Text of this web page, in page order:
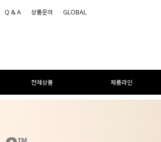
Q & A 상품문의 GLOBAL
전체상품 제품라인